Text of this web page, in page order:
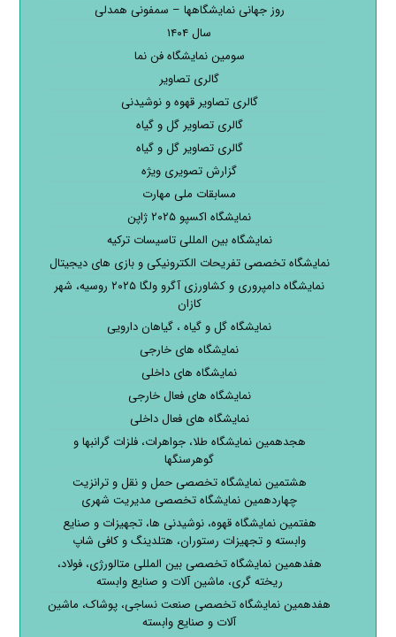
روز جهانی نمایشگاهها – سمفونی همدلی
سال ۱۴۰۴
سومین نمایشگاه فن نما
گالری تصاویر
گالری تصاویر قهوه و نوشیدنی
گالری تصاویر گل و گیاه
گالری تصاویر گل و گیاه
گزارش تصویری ویژه
مسابقات ملی مهارت
نمایشگاه اکسپو ۲۰۲۵ ژاپن
نمایشگاه بین المللی تاسیسات ترکیه
نمایشگاه تخصصی تفریحات الکترونیکی و بازی های دیجیتال
نمایشگاه دامپروری و کشاورزی آگرو ولگا ۲۰۲۵ روسیه، شهر
کازان
نمایشگاه گل و گیاه ، گیاهان دارویی
نمایشگاه های خارجی
نمایشگاه های داخلی
نمایشگاه های فعال خارجی
نمایشگاه های فعال داخلی
هجدهمین نمایشگاه طلا، جواهرات، فلزات گرانبها و
گوهرسنگها
هشتمین نمایشگاه تخصصی حمل و نقل و ترانزیت
چهاردهمین نمایشگاه تخصصی مدیریت شهری
هفتمین نمایشگاه قهوه، نوشیدنی ها، تجهیزات و صنایع
وابسته و تجهیزات رستوران، هتلدینگ و کافی شاپ
هفدهمین نمایشگاه تخصصی بین المللی متالورژی، فولاد،
ریخته گری، ماشین آلات و صنایع وابسته
هفدهمین نمایشگاه تخصصی صنعت نساجی، پوشاک، ماشین
آلات و صنایع وابسته